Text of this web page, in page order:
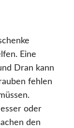
Eine
Dran kann
fehlen
oder
den